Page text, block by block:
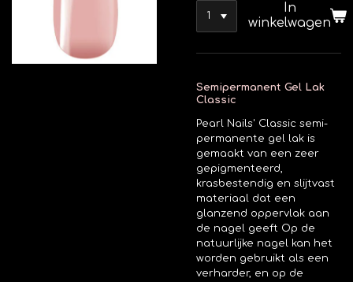
In
winkelwagen
Semipermanent Gel Lak
Classic
Pearl Nails' Classic semi-
permanente gel lak is
gemaakt van een zeer
gepigmenteerd,
krasbestendig en slijtvast
materiaal dat een
glanzend oppervlak aan
de nagel geeft Op de
natuurlijke nagel kan het
worden gebruikt als een
verharder, en op de